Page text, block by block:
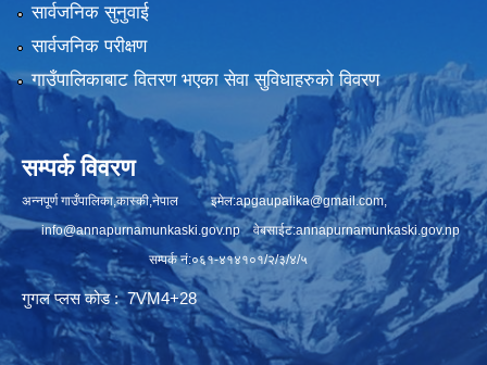
सार्वजनिक सुनुवाई
सार्वजनिक परीक्षण
गाउँपालिकाबाट वितरण भएका सेवा सुविधाहरुको विवरण
सम्पर्क विवरण
अन्नपूर्ण गाउँपालिका,कास्की,नेपाल इमेल:apgaupalika@gmail.com,
info@annapurnamunkaski.gov.npवेबसाईट:annapurnamunkaski.gov.np
सम्पर्क नं:०६१-४१४१०१/२/३/४/५
गुगल प्लस कोड : 7VM4+28